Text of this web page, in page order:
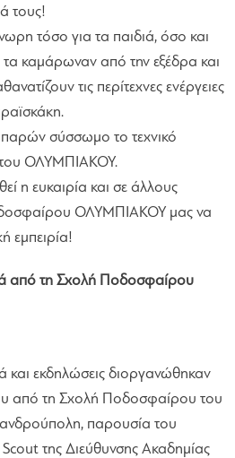
τους!
τόσο για τα παιδιά, όσο και
τα καμάρωναν από την εξέδρα και
τις περίτεχνες ενέργειες
σύσσωμο το τεχνικό
του ΟΛΥΜΠΙΑΚΟΥ.
η ευκαιρία και σε άλλους
ΟΛΥΜΠΙΑΚΟΥ μας να
εμπειρία!
από τη Σχολή Ποδοσφαίρου
και εκδηλώσεις διοργανώθηκαν
από τη Σχολή Ποδοσφαίρου του
παρουσία του
Scout της Διεύθυνσης Ακαδημίας